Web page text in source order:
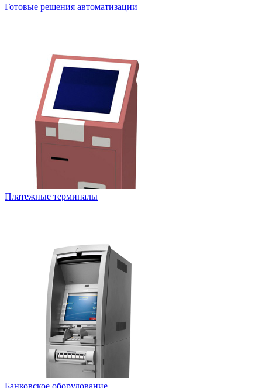
Готовые решения автоматизации
Платежные терминалы
Банковское оборудование